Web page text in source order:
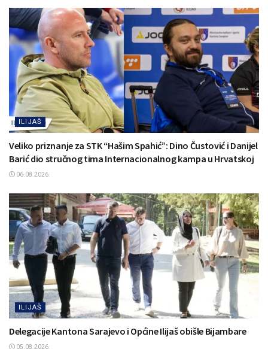
ILIJAŠ
Veliko priznanje za STK “Hašim Spahić”: Dino Čustović i Danijel
Barić dio stručnog tima Internacionalnog kampa u Hrvatskoj
06.08.2026.
ILIJAŠ
Delegacije Kantona Sarajevo i Općine Ilijaš obišle Bijambare
05.08.2026.